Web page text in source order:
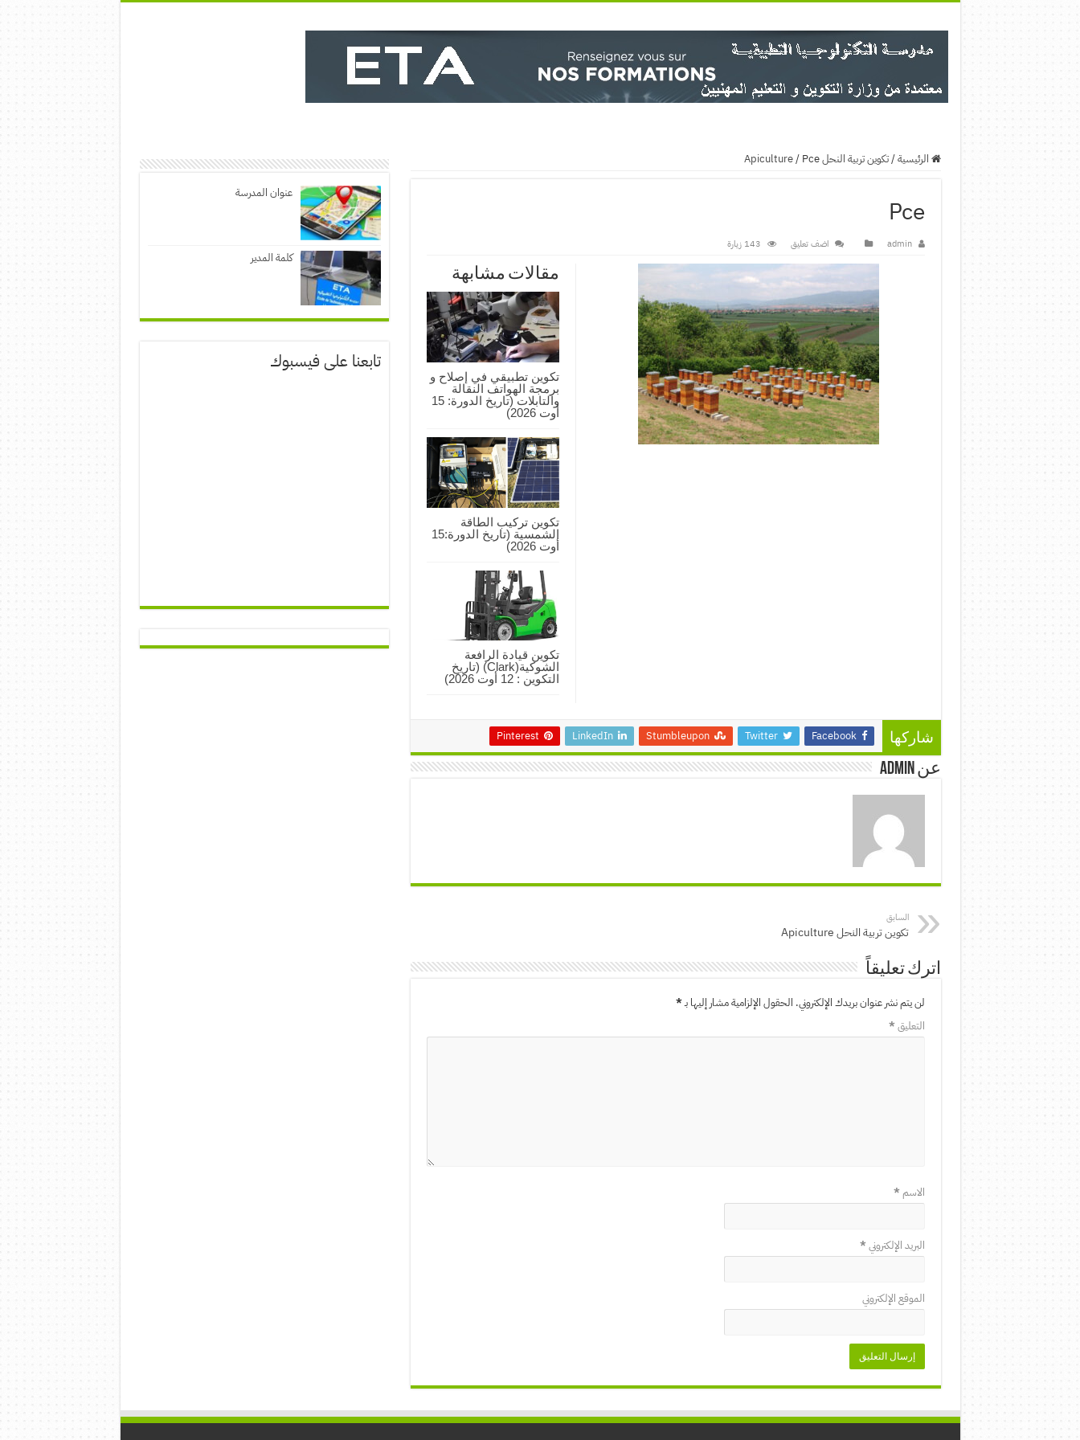
الرئيسية/تكوين تربية النحل Apiculture / Pce
Pce
admin اضف تعليق 143 زيارة
مقالات مشابهة
تكوين تطبيقي في إصلاح و
برمجة الهواتف النقالة
والتابلات (تاريخ الدورة: 15
أوت 2026)
تكوين تركيب الطاقة
الشمسية (تاريخ الدورة:15
أوت 2026)
تكوين قيادة الرافعة
الشوكية(Clark) (تاريخ
التكوين : 12 أوت 2026)
شاركها Facebook
Twitter
Stumbleupon
LinkedIn
Pinterest
عن admin
السابق
تكوين تربية النحل Apiculture
اترك تعليقاً
لن يتم نشر عنوان بريدك الإلكتروني. الحقول الإلزامية مشار إليها بـ*
التعليق*
الاسم*
البريد الإلكتروني*
الموقع الإلكتروني
عنوان المدرسة
كلمة المدير
تابعنا على فيسبوك